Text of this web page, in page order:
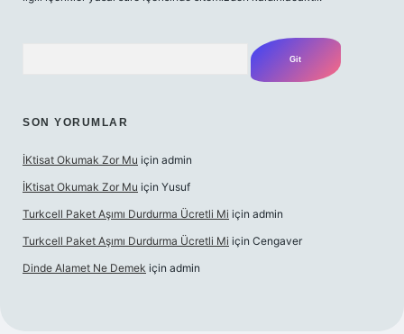
SON YORUMLAR
İKtisat Okumak Zor Mu için admin
İKtisat Okumak Zor Mu için Yusuf
Turkcell Paket Aşımı Durdurma Ücretli Mi için admin
Turkcell Paket Aşımı Durdurma Ücretli Mi için Cengaver
Dinde Alamet Ne Demek için admin